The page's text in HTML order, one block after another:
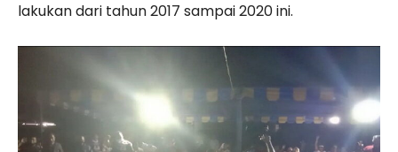
lakukan dari tahun 2017 sampai 2020 ini.